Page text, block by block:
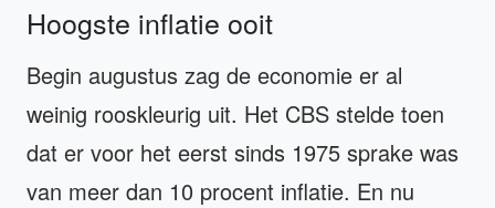
Hoogste inflatie ooit
Begin augustus zag de economie er al
weinig rooskleurig uit. Het CBS stelde toen
dat er voor het eerst sinds 1975 sprake was
van meer dan 10 procent inflatie. En nu